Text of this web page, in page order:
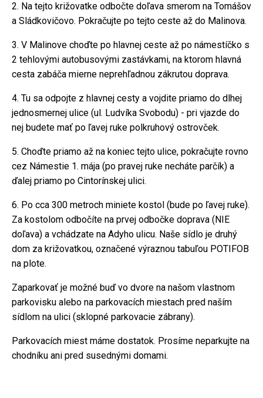
2. Na tejto križovatke odbočte doľava smerom na Tomášov
a Sládkovičovo. Pokračujte po tejto ceste až do Malinova.
3. V Malinove choďte po hlavnej ceste až po námestíčko s
2 tehlovými autobusovými zastávkami, na ktorom hlavná
cesta zabáča mierne neprehľadnou zákrutou doprava.
4. Tu sa odpojte z hlavnej cesty a vojdite priamo do dlhej
jednosmernej ulice (ul. Ludvíka Svobodu) - pri vjazde do
nej budete mať po ľavej ruke polkruhový ostrovček.
5. Choďte priamo až na koniec tejto ulice, pokračujte rovno
cez Námestie 1. mája (po pravej ruke necháte parčík) a
ďalej priamo po Cintorínskej ulici.
6. Po cca 300 metroch miniete kostol (bude po ľavej ruke).
Za kostolom odbočíte na prvej odbočke doprava (NIE
doľava) a vchádzate na Adyho ulicu. Naše sídlo je druhý
dom za križovatkou, označené výraznou tabuľou POTIFOB
na plote.
Zaparkovať je možné buď vo dvore na našom vlastnom
parkovisku alebo na parkovacích miestach pred naším
sídlom na ulici (sklopné parkovacie zábrany).
Parkovacích miest máme dostatok. Prosíme neparkujte na
chodníku ani pred susednými domami.